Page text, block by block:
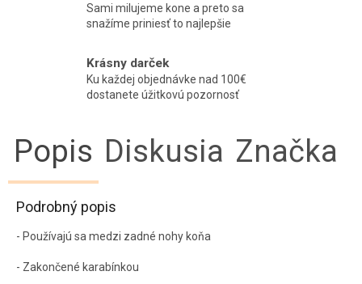
Sami milujeme kone a preto sa
snažíme priniesť to najlepšie
Krásny darček
Ku každej objednávke nad 100€
dostanete úžitkovú pozornosť
Popis Diskusia Značka
Podrobný popis
- Používajú sa medzi zadné nohy koňa
- Zakončené karabínkou